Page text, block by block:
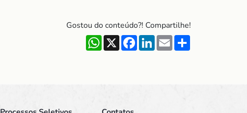
Gostou do conteúdo?! Compartilhe!
WhatsApp
X FacebookLinkedIn
Email